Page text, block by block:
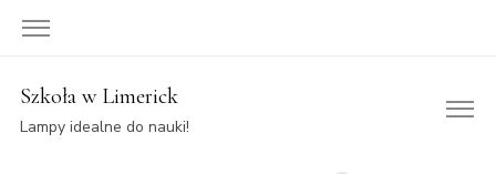
Szkoła w Limerick
Lampy idealne do nauki!